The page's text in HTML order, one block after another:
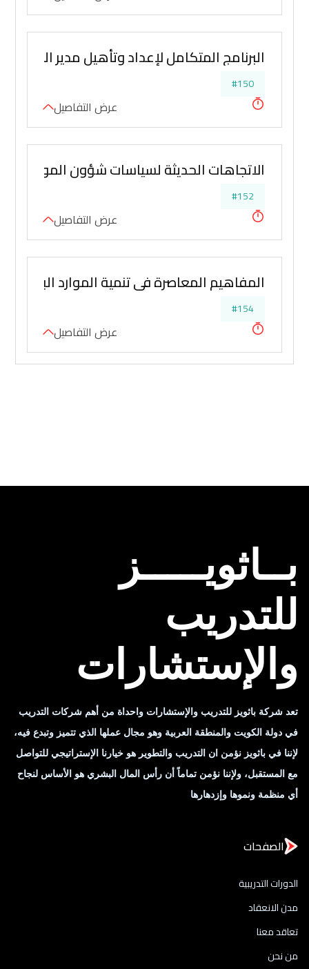
البرنامج المتكامل لإعداد وتأهيل مدير الموارد
#150
عرض التفاصيل
الاتجاهات الحديثة لسياسات شؤون الموظفين
#152
عرض التفاصيل
المفاهيم المعاصرة في تنمية الموارد
#154
عرض التفاصيل
بــاثويـــــز
للتدريب
والإستشارات
تعد شركة باثويز للتدريب والإستشارات واحداة من أهم شركات التدريب
في دولة الكويت والمنطقة العربية وهو مجال عملها الذي تتميز وتبدع فيه،
لإننا في باثويز نؤمن ان التدريب والتطوير هو خيارنا الإستراتيجي للتواصل
مع المستقبل، ولإننا نؤمن تماماً أن رأس المال البشري هو الأساس لنجاح
أي منظمة ونموها وإزدهارها
الصفحات
الدورات التدريبية
مدن الانعقاد
تعاقد معنا
من نحن